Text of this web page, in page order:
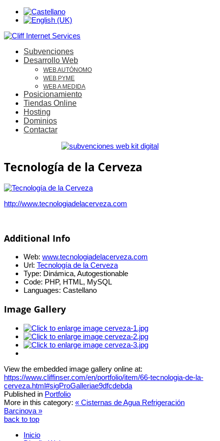
Subvenciones
Desarrollo Web
WEB AUTÓNOMO
WEB PYME
WEB A MEDIDA
Posicionamiento
Tiendas Online
Hosting
Dominios
Contactar
Tecnología de la Cerveza
http://www.tecnologiadelacerveza.com
Additional Info
Web: www.tecnologiadelacerveza.com
Url: Tecnología de la Cerveza
Type: Dinámica, Autogestionable
Code: PHP, HTML, MySQL
Languages: Castellano
Image Gallery
View the embedded image gallery online at:
https://www.cliffinser.com/en/portfolio/item/66-tecnologia-de-la-
cerveza.html#sigProGalleriae9dfcdebda
Published in Portfolio
More in this category: « Cisternas de Agua Refrigeración
Barcinova »
back to top
Inicio